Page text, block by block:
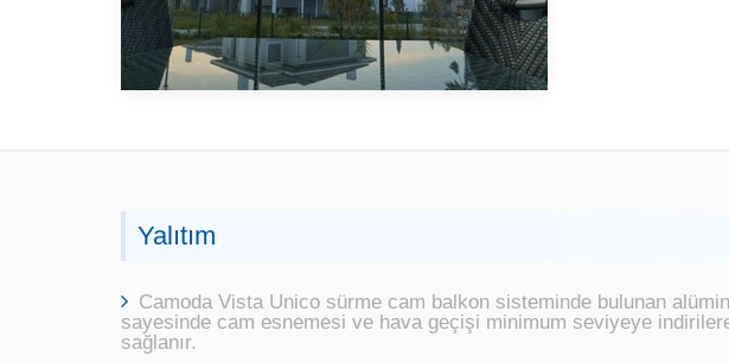
Yalıtım
Camoda Vista Unico sürme cam balkon sisteminde bulunan
sayesinde cam esnemesi ve hava geçişi minimum seviyeye
sağlanır.